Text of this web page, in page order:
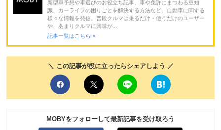
新型車予想や車選びのお役立ち記事、車や免許にまつわる豆知
識、カーライフの困りごとを解決する方法など、自動車に関する
様々な情報を発信。普段クルマは乗るだけ・使うだけのユーザー
や、あまりクルマに興味が...
記事一覧はこちら >
＼ この記事が役に立ったらシェアしよう ／
MOBYをフォローして最新記事を受け取ろう